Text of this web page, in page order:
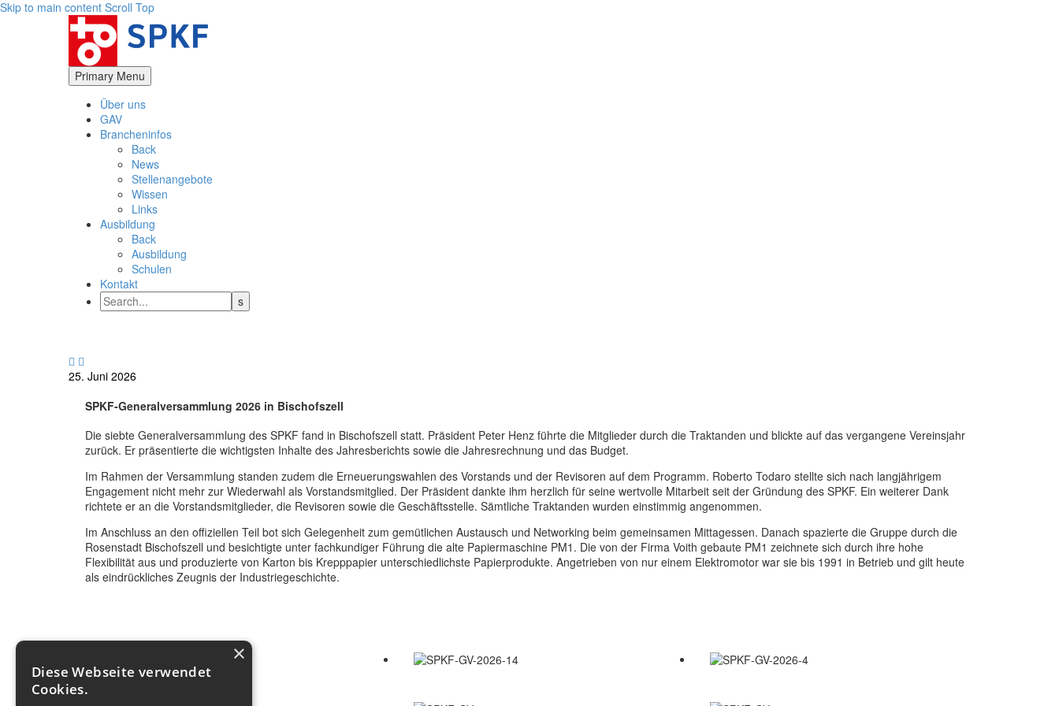
Skip to main content Scroll Top
Primary Menu
Über uns
GAV
Brancheninfos
Back
News
Stellenangebote
Wissen
Links
Ausbildung
Back
Ausbildung
Schulen
Kontakt
 
25. Juni 2026
SPKF-Generalversammlung 2026 in Bischofszell
Die siebte Generalversammlung des SPKF fand in Bischofszell statt. Präsident Peter Henz führte die Mitglieder durch die Traktanden und blickte auf das vergangene Vereinsjahr
zurück. Er präsentierte die wichtigsten Inhalte des Jahresberichts sowie die Jahresrechnung und das Budget.
Im Rahmen der Versammlung standen zudem die Erneuerungswahlen des Vorstands und der Revisoren auf dem Programm. Roberto Todaro stellte sich nach langjährigem
Engagement nicht mehr zur Wiederwahl als Vorstandsmitglied. Der Präsident dankte ihm herzlich für seine wertvolle Mitarbeit seit der Gründung des SPKF. Ein weiterer Dank
richtete er an die Vorstandsmitglieder, die Revisoren sowie die Geschäftsstelle. Sämtliche Traktanden wurden einstimmig angenommen.
Im Anschluss an den offiziellen Teil bot sich Gelegenheit zum gemütlichen Austausch und Networking beim gemeinsamen Mittagessen. Danach spazierte die Gruppe durch die
Rosenstadt Bischofszell und besichtigte unter fachkundiger Führung die alte Papiermaschine PM1. Die von der Firma Voith gebaute PM1 zeichnete sich durch ihre hohe
Flexibilität aus und produzierte von Karton bis Krepppapier unterschiedlichste Papierprodukte. Angetrieben von nur einem Elektromotor war sie bis 1991 in Betrieb und gilt heute
als eindrückliches Zeugnis der Industriegeschichte.
×
Diese Webseite verwendet
Cookies.